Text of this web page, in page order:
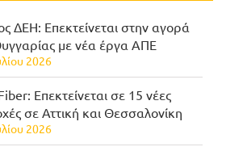
ΔΕΗ: Επεκτείνεται στην αγορά
με νέα έργα ΑΠΕ
2026
Επεκτείνεται σε 15 νέες
σε Αττική και Θεσσαλονίκη
2026